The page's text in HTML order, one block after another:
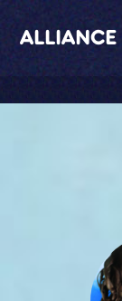
ALLIANCE